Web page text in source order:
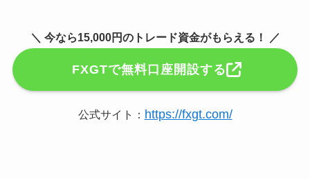
＼ 今なら15,000円のトレード資金がもらえる！ ／
FXGTで無料口座開設する
公式サイト： https://fxgt.com/